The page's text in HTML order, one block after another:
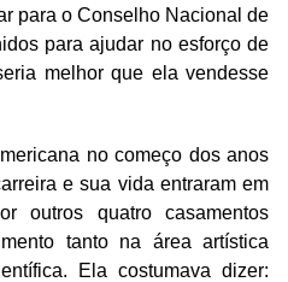
para o Conselho Nacional de
para ajudar no esforço de
melhor que ela vendesse
no começo dos anos
e sua vida entraram em
outros quatro casamentos
tanto na área artística
Ela costumava dizer: